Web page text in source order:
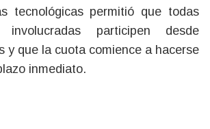
tecnológicas permitió que todas
involucradas participen desde
y que la cuota comience a hacerse
inmediato.